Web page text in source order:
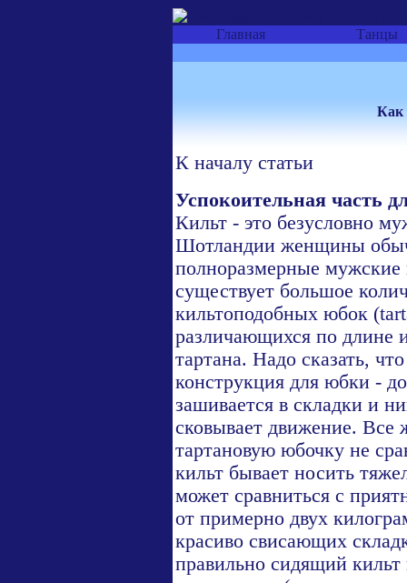
Главная Танцы
Как
К началу статьи
Успокоительная часть
Кильт - это безусловно
Шотландии женщины
полноразмерные мужские
существует большое
кильтоподобных юбок
различающихся по длине
тартана. Надо сказать,
конструкция для юбки -
зашивается в складки и
сковывает движение. Все
тартановую юбочку не
кильт бывает носить
может сравниться с
от примерно двух
красиво свисающих
правильно сидящий